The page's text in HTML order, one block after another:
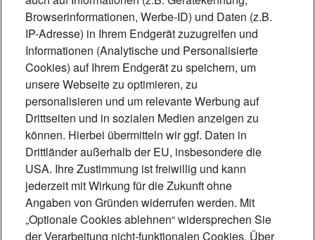
Foto: Mónica Garduño
„Technik, die
Lebensqualität schafft“
Induktive Höranlagen ermöglichen
Menschen mit Hörhilfe eine barrierefreie
Teilhabe. Beschallungsexperte Matthias
Scheffe erklärt, wie die Technik
funktioniert und wie sie für Inklusion
Browserinformationen, Werbe-ID) und Daten (z.B.
IP-Adresse) in Ihrem Endgerät zuzugreifen und
Informationen (Analytische und Personalisierte
Cookies) auf Ihrem Endgerät zu speichern, um
unsere Webseite zu optimieren, zu
personalisieren und um relevante Werbung auf
Drittseiten und in sozialen Medien anzeigen zu
können. Hierbei übermitteln wir ggf. Daten in
Drittländer außerhalb der EU, insbesondere die
USA. Ihre Zustimmung ist freiwillig und kann
jederzeit mit Wirkung für die Zukunft ohne
Angaben von Gründen widerrufen werden. Mit
„Optionale Cookies ablehnen“ widersprechen Sie
der Verarbeitung nicht-funktionalen Cookies. Über